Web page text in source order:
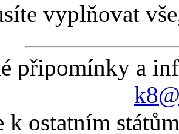
vyplňovat
připomínky a
k ostatním